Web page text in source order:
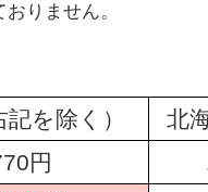
りません。
を除く）
北
円